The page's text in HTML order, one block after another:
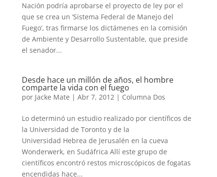
Nación podría aprobarse el proyecto de ley por el
que se crea un ‘Sistema Federal de Manejo del
Fuego’, tras firmarse los dictámenes en la comisión
de Ambiente y Desarrollo Sustentable, que preside
el senador...
Desde hace un millón de años, el hombre
comparte la vida con el fuego
por Jacke Mate | Abr 7, 2012| Columna Dos
Lo determinó un estudio realizado por científicos de
la Universidad de Toronto y de la
Universidad Hebrea de Jerusalén en la cueva
Wonderwerk, en Sudáfrica Allí este grupo de
científicos encontró restos microscópicos de fogatas
encendidas hace...